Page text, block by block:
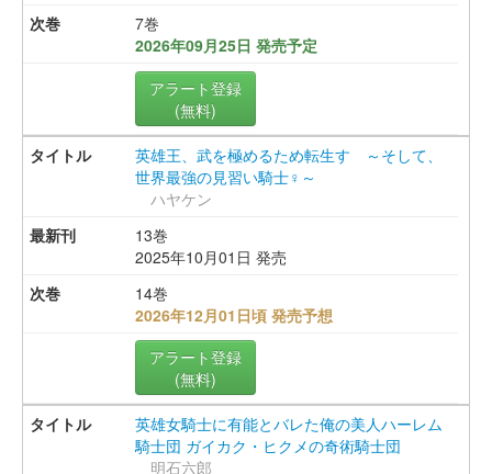
7巻
2026年09月25日 発売予定
アラート登録
(無料)
英雄王、武を極めるため転生す ～そして、
世界最強の見習い騎士♀～
ハヤケン
13巻
2025年10月01日 発売
14巻
2026年12月01日頃 発売予想
アラート登録
(無料)
英雄女騎士に有能とバレた俺の美人ハーレム
騎士団 ガイカク・ヒクメの奇術騎士団
明石六郎